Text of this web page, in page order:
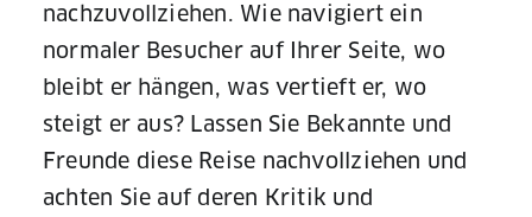
nachzuvollziehen. Wie navigiert ein
normaler Besucher auf Ihrer Seite, wo
bleibt er hängen, was vertieft er, wo
steigt er aus? Lassen Sie Bekannte und
Freunde diese Reise nachvollziehen und
achten Sie auf deren Kritik und